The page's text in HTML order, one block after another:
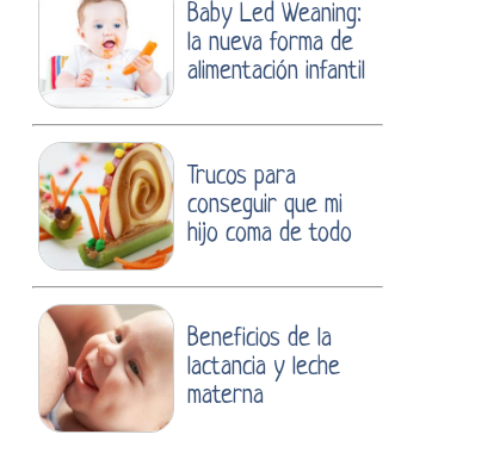
Baby Led Weaning:
la nueva forma de
alimentación infantil
Trucos para
conseguir que mi
hijo coma de todo
Beneficios de la
lactancia y leche
materna